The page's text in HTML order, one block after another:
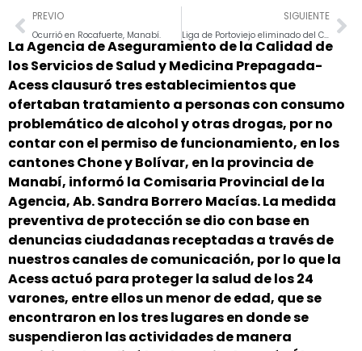
Prev
PREVIO
Ocurrió en Rocafuerte, Manabí.
SIGUIENTE
Liga de Portoviejo eliminado del Campeonato de #SegundaCategoria ￼, FEF le dio la razón al #AvicedFC de Cuenca.
La Agencia de Aseguramiento de la Calidad de
los Servicios de Salud y Medicina Prepagada-
Acess clausuró tres establecimientos que
ofertaban tratamiento a personas con consumo
problemático de alcohol y otras drogas, por no
contar con el permiso de funcionamiento, en los
cantones Chone y Bolívar, en la provincia de
Manabí, informó la Comisaria Provincial de la
Agencia, Ab. Sandra Borrero Macías. La medida
preventiva de protección se dio con base en
denuncias ciudadanas receptadas a través de
nuestros canales de comunicación, por lo que la
Acess actuó para proteger la salud de los 24
varones, entre ellos un menor de edad, que se
encontraron en los tres lugares en donde se
suspendieron las actividades de manera